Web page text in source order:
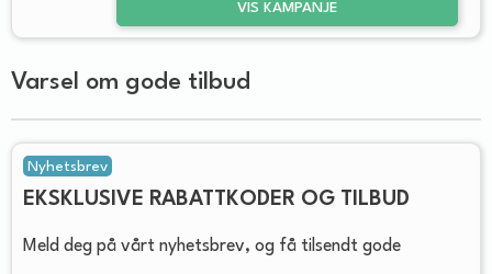
VIS KAMPANJE
Varsel om gode tilbud
Nyhetsbrev
EKSKLUSIVE RABATTKODER OG TILBUD
Meld deg på vårt nyhetsbrev, og få tilsendt gode